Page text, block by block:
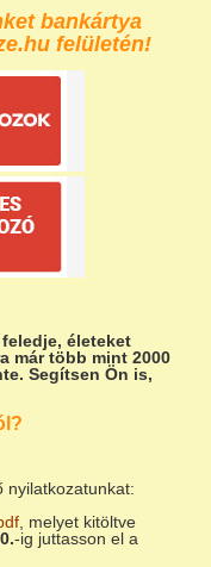
bankártya
felületén!
feledje, életeket
már több mint 2000
Segítsen Ön is,
nyilatkozatunkat:
, melyet kitöltve
-ig juttasson el a